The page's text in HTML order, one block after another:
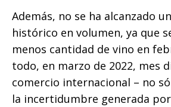
Además, no se ha alcanzado
histórico en volumen, ya que
menos cantidad de vino en
todo, en marzo de 2022, mes
comercio internacional – no
la incertidumbre generada